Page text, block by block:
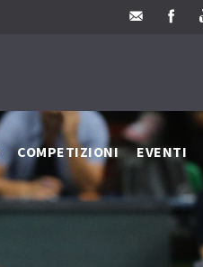
COMPETIZIONI EVENTI